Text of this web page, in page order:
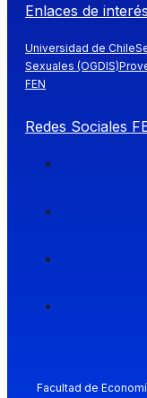
Enlaces de interés
Universidad de Chile
Sexuales (OGDIS)
FEN
Redes Sociales
Facultad de